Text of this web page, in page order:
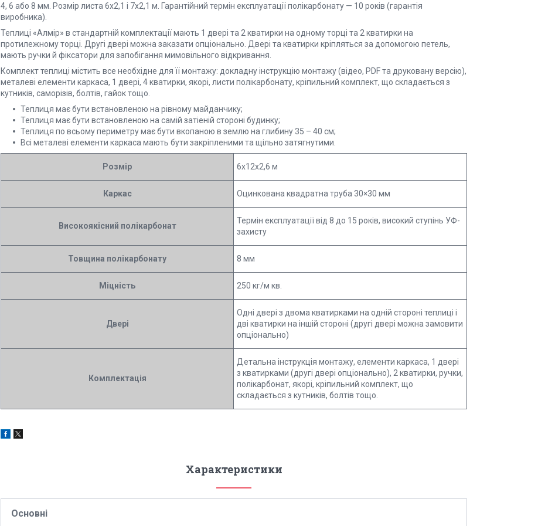
4, 6 або 8 мм. Розмір листа 6х2,1 і 7х2,1 м. Гарантійний термін експлуатації полікарбонату — 10 років (гарантія
виробника).
Теплиці «Алмір» в стандартній комплектації мають 1 двері та 2 кватирки на одному торці та 2 кватирки на
протилежному торці. Другі двері можна заказати опціонально. Двері та кватирки кріпляться за допомогою петель,
мають ручки й фіксатори для запобігання мимовільного відкривання.
Комплект теплиці містить все необхідне для її монтажу: докладну інструкцію монтажу (відео, PDF та друковану версію),
металеві елементи каркаса, 1 двері, 4 кватирки, якорі, листи полікарбонату, кріпильний комплект, що складається з
кутників, саморізів, болтів, гайок тощо.
Теплиця має бути встановленою на рівному майданчику;
Теплиця має бути встановленою на самій затіеній стороні будинку;
Теплиця по всьому периметру має бути вкопаною в землю на глибину 35 – 40 см;
Всі металеві елементи каркаса мають бути закріпленими та щільно затягнутими.
Розмір 6x12x2,6 м
Каркас Оцинкована квадратна труба 30×30 мм
Високоякісний полікарбонат
Термін експлуатації від 8 до 15 років, високий ступінь УФ-
захисту
Товщина полікарбонату 8 мм
Міцність 250 кг/м кв.
Двері
Одні двері з двома кватирками на одній стороні теплиці і
дві кватирки на іншій стороні (другі двері можна замовити
опціонально)
Комплектація
Детальна інструкція монтажу, елементи каркаса, 1 двері
з кватирками (другі двері опціонально), 2 кватирки, ручки,
полікарбонат, якорі, кріпильний комплект, що
складається з кутників, болтів тощо.
Характеристики
Основні